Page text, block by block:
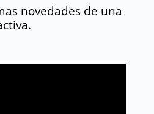
novedades de una